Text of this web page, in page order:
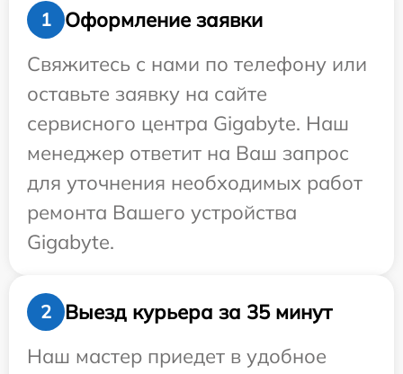
1
Оформление заявки
Свяжитесь с нами по телефону или
оставьте заявку на сайте
сервисного центра Gigabyte. Наш
менеджер ответит на Ваш запрос
для уточнения необходимых работ
ремонта Вашего устройства
Gigabyte.
2
Выезд курьера за 35 минут
Наш мастер приедет в удобное